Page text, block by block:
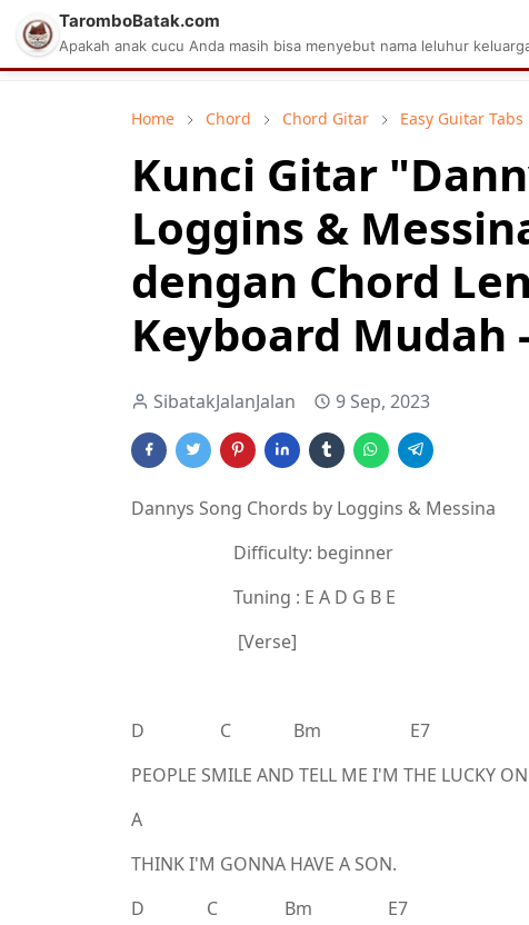
Matius Celcius Sinaga Aplikasi Pabrik
Home Chord Chord Gitar Easy Guitar Tabs
Kunci Gitar
Loggins &
dengan Chord
Keyboard Mudah
SibatakJalanJalan 9 Sep, 2023
Dannys Song Chords by Loggins & Messina
Difficulty: beginner
Tuning : E A D G B E
[Verse]
D C Bm E7
PEOPLE SMILE AND TELL ME I'M THE LUCKY
A
THINK I'M GONNA HAVE A SON.
D C Bm E7
TaromboBatak.com
Apakah anak cucu Anda masih bisa menyebut nama leluhur